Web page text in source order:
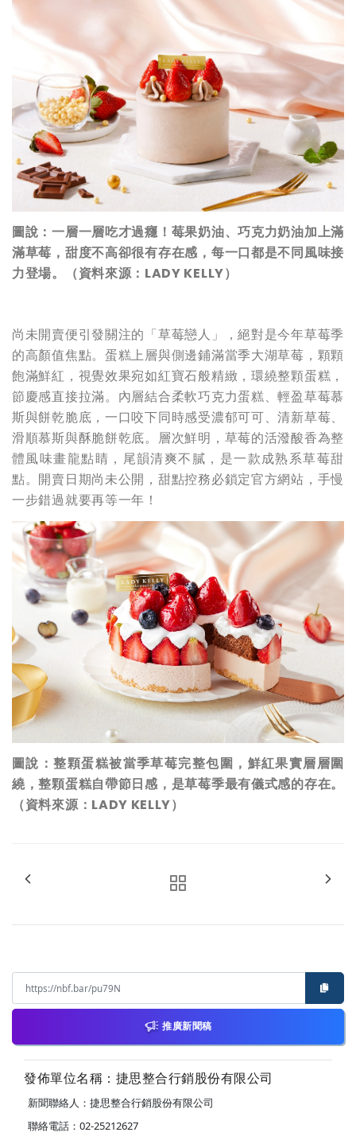
圖說：一層一層吃才過癮！莓果奶油、巧克力奶油加上滿
滿草莓，甜度不高卻很有存在感，每一口都是不同風味接
力登場。（資料來源：LADY KELLY）
尚未開賣便引發關注的「草莓戀人」，絕對是今年草莓季
的高顏值焦點。蛋糕上層與側邊鋪滿當季大湖草莓，顆顆
飽滿鮮紅，視覺效果宛如紅寶石般精緻，環繞整顆蛋糕，
節慶感直接拉滿。內層結合柔軟巧克力蛋糕、輕盈草莓慕
斯與餅乾脆底，一口咬下同時感受濃郁可可、清新草莓、
滑順慕斯與酥脆餅乾底。層次鮮明，草莓的活潑酸香為整
體風味畫龍點睛，尾韻清爽不膩，是一款成熟系草莓甜
點。開賣日期尚未公開，甜點控務必鎖定官方網站，手慢
一步錯過就要再等一年！
圖說：整顆蛋糕被當季草莓完整包圍，鮮紅果實層層圍
繞，整顆蛋糕自帶節日感，是草莓季最有儀式感的存在。
（資料來源：LADY KELLY）
推廣新聞稿
發佈單位名稱：捷思整合行銷股份有限公司
新聞聯絡人：捷思整合行銷股份有限公司
聯絡電話：02-25212627